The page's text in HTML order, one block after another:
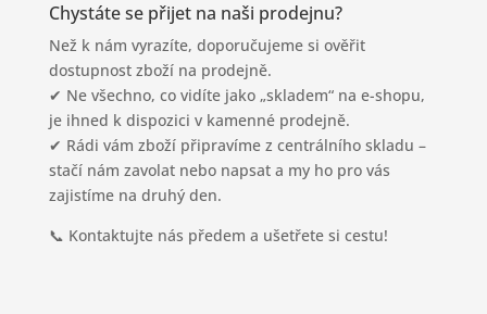
Chystáte se přijet na naši prodejnu?
Než k nám vyrazíte, doporučujeme si ověřit
dostupnost zboží na prodejně.
✔ Ne všechno, co vidíte jako „skladem“ na e-shopu,
je ihned k dispozici v kamenné prodejně.
✔ Rádi vám zboží připravíme z centrálního skladu –
stačí nám zavolat nebo napsat a my ho pro vás
zajistíme na druhý den.
📞 Kontaktujte nás předem a ušetřete si cestu!